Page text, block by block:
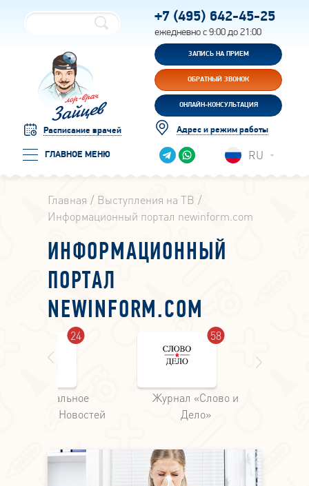
Расписание врачей
ГЛАВНОЕ МЕНЮ
+7 (495) 642-45-25
ежедневно с 9:00 до 21:00
ЗАПИСЬ НА ПРИЕМ
ОБРАТНЫЙ ЗВОНОК
ОНЛАЙН-КОНСУЛЬТАЦИЯ
Адрес и режим работы
RU
Главная
Выступления на ТВ
Информационный портал newinform.com
ИНФОРМАЦИОННЫЙ
ПОРТАЛ
NEWINFORM.COM
24
Федеральное
Агентство Новостей
58
Журнал «Слово и
Дело»